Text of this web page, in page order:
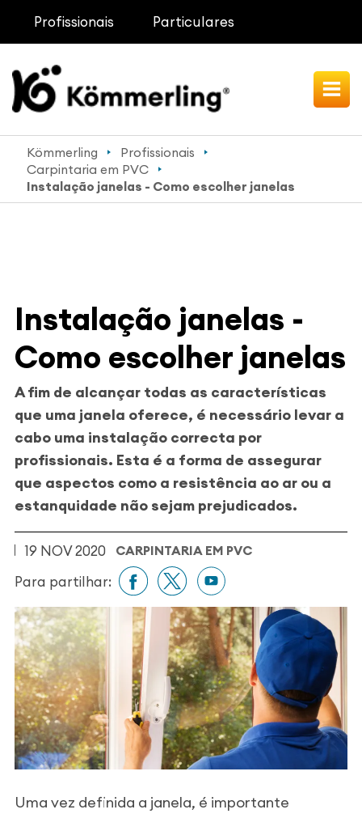
Profissionais Particulares
Kömmerling
Profissionais
Carpintaria em PVC
Instalação janelas - Como escolher janelas
Instalação janelas -
Como escolher janelas
A fim de alcançar todas as características
que uma janela oferece, é necessário levar a
cabo uma instalação correcta por
profissionais. Esta é a forma de assegurar
que aspectos como a resistência ao ar ou a
estanquidade não sejam prejudicados.
19 NOV 2020 CARPINTARIA EM PVC
Para partilhar:
Uma vez definida a janela, é importante